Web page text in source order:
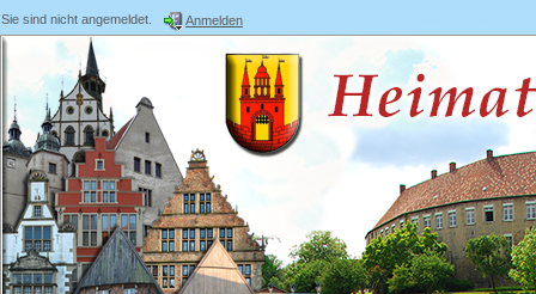
Sie sind nicht angemeldet. Anmelden